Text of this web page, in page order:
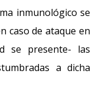
inmunológico se
caso de ataque en
se presente- las
a dicha